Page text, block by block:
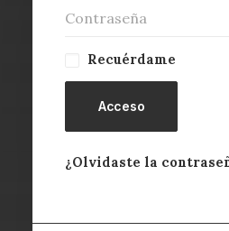
Recuérdame
Acceso
¿Olvidaste la